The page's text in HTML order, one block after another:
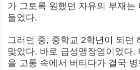
가 그토록 원했던 자유의 부재는
들었다.
그러던 중, 중학교 2학년이 되던
맞았다. 바로 급성맹장염이었다.
을 고통 속에서 버티다가 결국